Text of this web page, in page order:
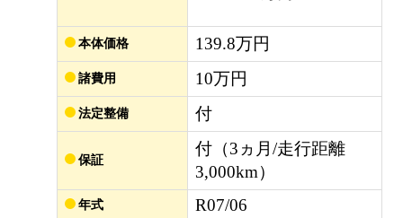
本体価格 139.8万円
諸費用 10万円
法定整備 付
保証
付（3ヵ月/走行距離
3,000km）
年式 R07/06